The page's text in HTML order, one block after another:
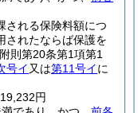
される保険料額につ
されたならば保護を
則第20条第1項第1
号イ 又は第11号イに
円